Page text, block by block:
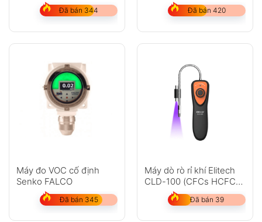
Đã bán 344 Đã bán 420
Máy đo VOC cố định
Senko FALCO
Đã bán 345
Máy dò rò rỉ khí Elitech
CLD-100 (CFCs HCFCs
HFCs)
Đã bán 39